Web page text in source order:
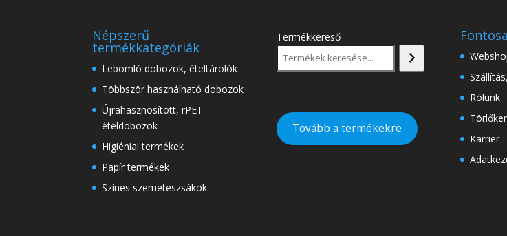
Népszerű
termékkategóriák
Lebomló dobozok, ételtárolók
Többször használható dobozok
Újrahasznosított, rPET
ételdobozok
Higiéniai termékek
Papír termékek
Színes szemeteszsákok
Termékkereső
Tovább a termékekre
Rólunk
Karrier